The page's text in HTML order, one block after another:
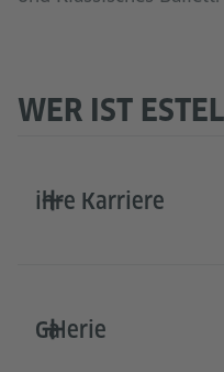
WER IST
ihre Karriere
Galerie